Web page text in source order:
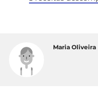
Maria Oliveira